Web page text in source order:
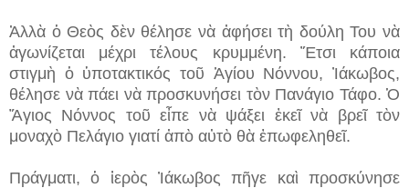
Ἀλλὰ ὁ Θεὸς δὲν θέλησε νὰ ἀφήσει τὴ δούλη Του νὰ
ἀγωνίζεται μέχρι τέλους κρυμμένη. Ἔτσι κάποια
στιγμὴ ὁ ὑποτακτικός τοῦ Ἁγίου Νόννου, Ἰάκωβος,
θέλησε νὰ πάει νὰ προσκυνήσει τὸν Πανάγιο Τάφο. Ὁ
Ἅγιος Νόννος τοῦ εἶπε νὰ ψάξει ἐκεῖ νὰ βρεῖ τὸν
μοναχὸ Πελάγιο γιατί ἀπὸ αὐτὸ θὰ ἐπωφεληθεῖ.
Πράγματι, ὁ ἱερὸς Ἰάκωβος πῆγε καὶ προσκύνησε